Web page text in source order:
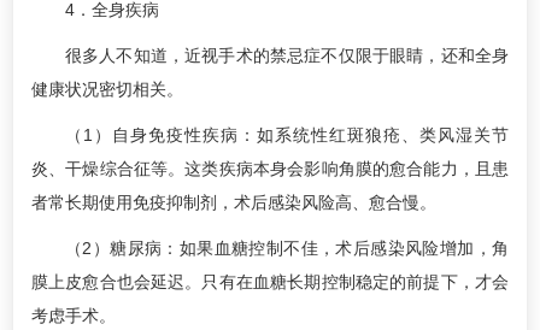
4．全身疾病
很多人不知道，近视手术的禁忌症不仅限于眼睛，还和全身
健康状况密切相关。
（1）自身免疫性疾病：如系统性红斑狼疮、类风湿关节
炎、干燥综合征等。这类疾病本身会影响角膜的愈合能力，且患
者常长期使用免疫抑制剂，术后感染风险高、愈合慢。
（2）糖尿病：如果血糖控制不佳，术后感染风险增加，角
膜上皮愈合也会延迟。只有在血糖长期控制稳定的前提下，才会
考虑手术。